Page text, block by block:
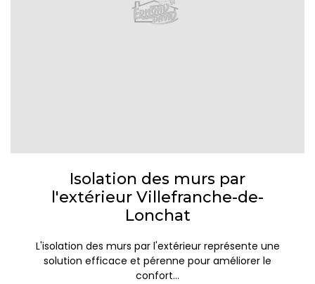
Isolation des murs par
l'extérieur Villefranche-de-
Lonchat
L'isolation des murs par l'extérieur représente une
solution efficace et pérenne pour améliorer le
confort...